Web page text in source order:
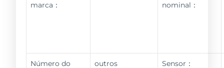
marca：
nominal：
Número do
outros Sensor：